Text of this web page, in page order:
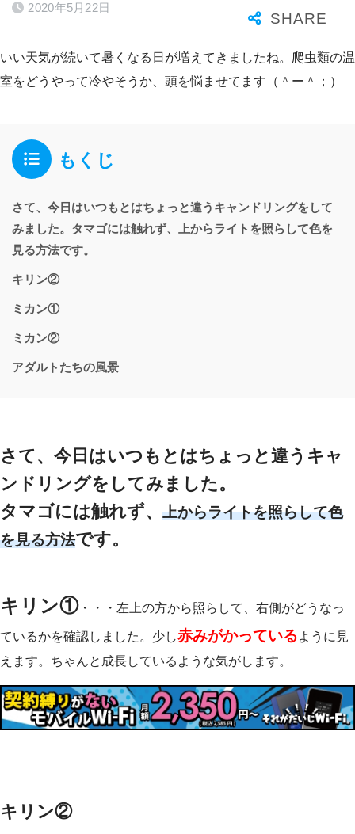
2020年5月22日
いい天気が続いて暑くなる日が増えてきましたね。爬虫類の温
室をどうやって冷やそうか、頭を悩ませてます（＾ー＾；）
もくじ
さて、今日はいつもとはちょっと違うキャンドリングをして
みました。タマゴには触れず、上からライトを照らして色を
見る方法です。
キリン②
ミカン①
ミカン②
アダルトたちの風景
さて、今日はいつもとはちょっと違うキャ
ンドリングをしてみました。
タマゴには触れず、 上からライトを照らして色
を見る方法です。
キリン①・・・左上の方から照らして、右側がどうなっ
ているかを確認しました。少し赤みがかっているように見
えます。ちゃんと成長しているような気がします。
キリン②